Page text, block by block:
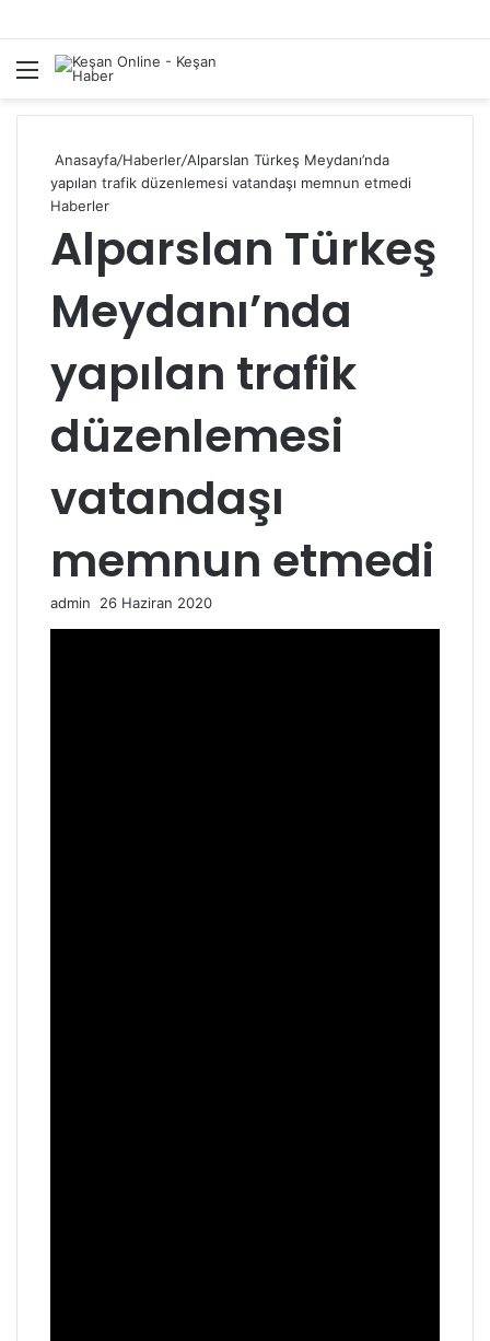
Menü
Anasayfa/Haberler/Alparslan Türkeş Meydanı’nda
yapılan trafik düzenlemesi vatandaşı memnun etmedi
Haberler
Alparslan Türkeş
Meydanı’nda
yapılan trafik
düzenlemesi
vatandaşı
memnun etmedi
admin
Bir
26 Haziran 2020